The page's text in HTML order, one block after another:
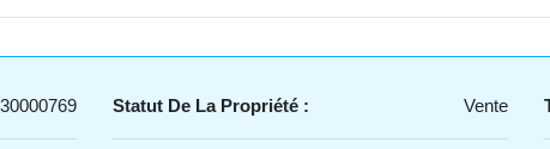
Statut De La Propriété : Vente